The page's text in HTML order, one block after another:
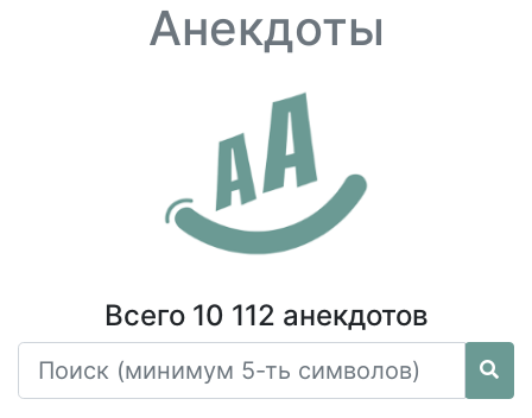
Анекдоты
Всего 10 112 анекдотов